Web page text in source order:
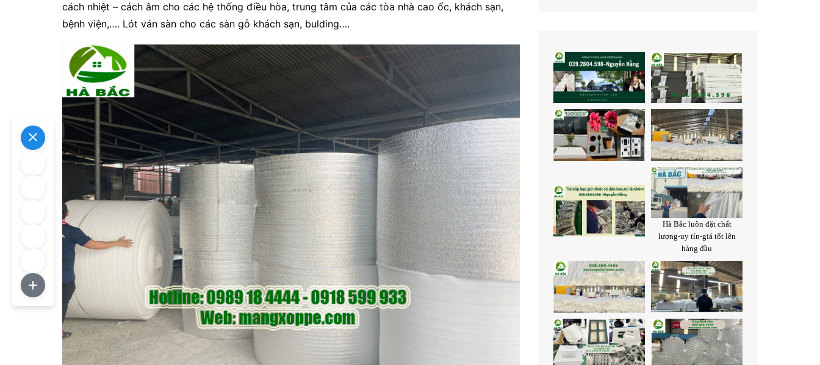
cách nhiệt – cách âm cho các hệ thống điều hòa, trung tâm của các tòa nhà cao ốc, khách sạn,
bệnh viện,…. Lót ván sàn cho các sàn gỗ khách sạn, bulding….
Hà Bắc luôn đặt chất
lượng-uy tín-giá tốt lên
hàng đầu